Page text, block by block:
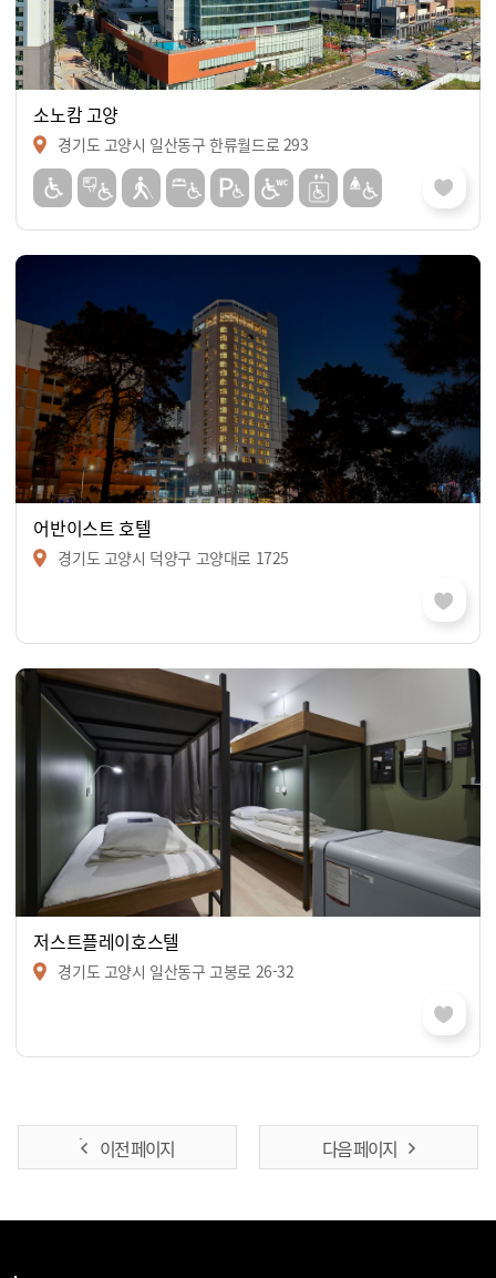
소노캄 고양
경기도 고양시 일산동구 한류월드로 293
어반이스트 호텔
경기도 고양시 덕양구 고양대로 1725
저스트플레이호스텔
경기도 고양시 일산동구 고봉로 26-32
이전 페이지 다음 페이지